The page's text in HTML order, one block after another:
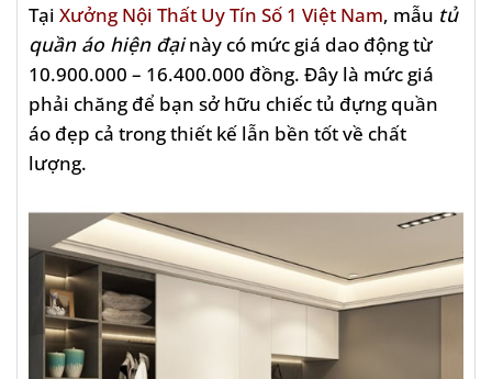
Tại Xưởng Nội Thất Uy Tín Số 1 Việt Nam, mẫu tủ
quần áo hiện đạinày có mức giá dao động từ
10.900.000 – 16.400.000 đồng. Đây là mức giá
phải chăng để bạn sở hữu chiếc tủ đựng quần
áo đẹp cả trong thiết kế lẫn bền tốt về chất
lượng.